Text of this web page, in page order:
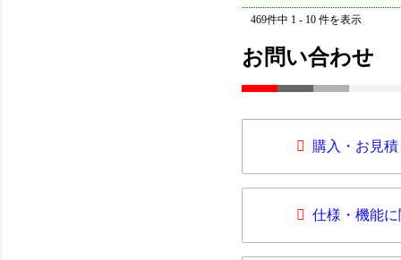
469件中 1 - 10 件を表示
お問い合わせ
購入・お見
仕様・機能